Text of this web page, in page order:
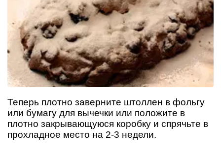
Теперь плотно заверните штоллен в фольгу
или бумагу для вычечки или положите в
плотно закрывающуюся коробку и спрячьте в
прохладное место на 2-3 недели.